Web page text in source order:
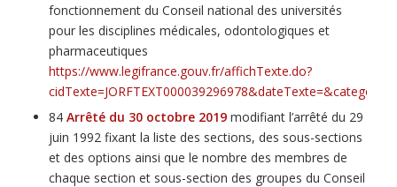
fonctionnement du Conseil national des universités
pour les disciplines médicales, odontologiques et
pharmaceutiques
https://www.legifrance.gouv.fr/affichTexte.do?
84 Arrêté du 30 octobre 2019modifiant l’arrêté du 29
juin 1992 fixant la liste des sections, des sous-sections
et des options ainsi que le nombre des membres de
chaque section et sous-section des groupes du Conseil